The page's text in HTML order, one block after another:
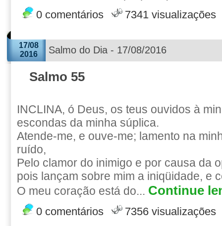
0 comentários 7341 visualizações
17/08
2016
Salmo do Dia - 17/08/2016
Salmo 55
INCLINA, ó Deus, os teus ouvidos à
escondas da minha súplica.
Atende-me, e ouve-me; lamento na
ruído,
Pelo clamor do inimigo e por causa da
pois lançam sobre mim a iniqüidade, e
O meu coração está do... Continue
0 comentários 7356 visualizações